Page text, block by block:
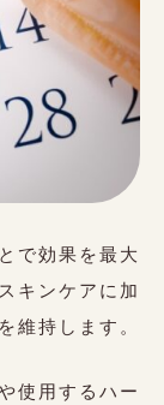
で効果を最大
キンケアに加
維持します。
使用するハー